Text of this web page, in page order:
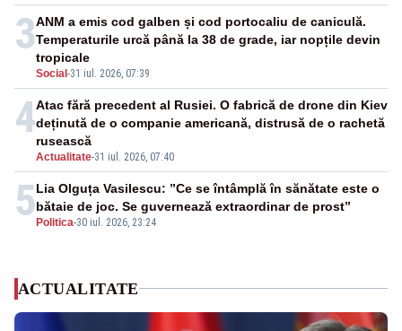
3
Social-31 iul. 2026, 07:39
ANM a emis cod galben și cod portocaliu de caniculă.
Temperaturile urcă până la 38 de grade, iar nopțile devin
tropicale
4
Actualitate-31 iul. 2026, 07:40
Atac fără precedent al Rusiei. O fabrică de drone din Kiev
deținută de o companie americană, distrusă de o rachetă
rusească
5Politica-30 iul. 2026, 23:24
Lia Olguța Vasilescu: ”Ce se întâmplă în sănătate este o
bătaie de joc. Se guvernează extraordinar de prost”
ACTUALITATE